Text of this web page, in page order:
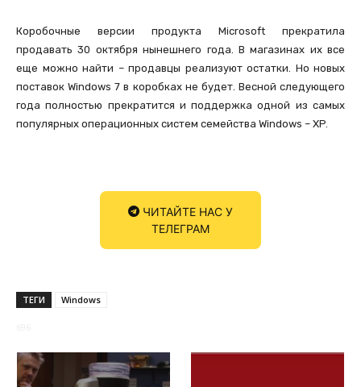
Коробочные версии продукта Microsoft прекратила
продавать 30 октября нынешнего года. В магазинах их все
еще можно найти – продавцы реализуют остатки. Но новых
поставок Windows 7 в коробках не будет. Весной следующего
года полностью прекратится и поддержка одной из самых
популярных операционных систем семейства Windows – XP.
ЧИТАЙТЕ НАС У
ТЕЛЕГРАМ
ТЕГИ Windows